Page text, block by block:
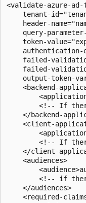
<validate-azure-ad-
tenant-
header-
query-
token-
failed-
failed-
output-token-
<backend-
<!-- If
</backend-
<client-
<!-- If
</client-
    <audiences>
<!-- if
    </audiences>
<required-